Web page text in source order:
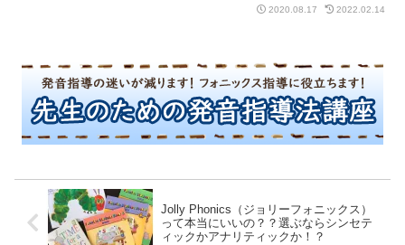
2020.08.17 2022.02.14
Jolly Phonics（ジョリーフォニックス）
って本当にいいの？？選ぶならシンセテ
ィックかアナリティックか！？